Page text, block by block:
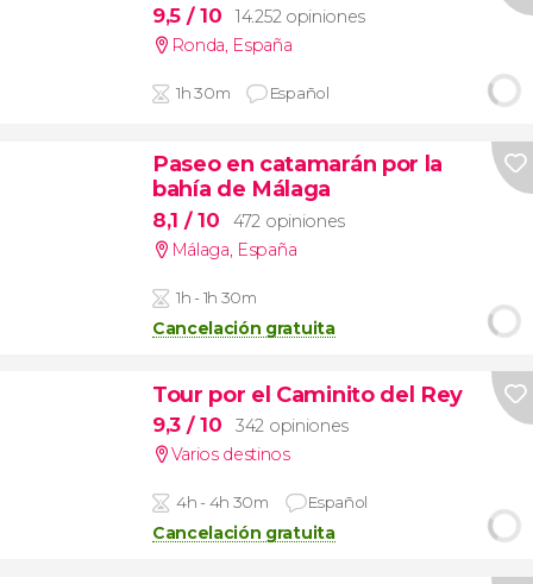
9,5 / 10
14.252 opiniones
Ronda, España
1h 30m Español
Paseo en catamarán por la
bahía de Málaga
8,1 / 10
472 opiniones
Málaga, España
1h - 1h 30m
Cancelación gratuita
Tour por el Caminito del Rey
9,3 / 10
342 opiniones
Varios destinos
4h - 4h 30m Español
Cancelación gratuita